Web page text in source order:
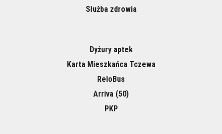
Służba zdrowia
Dyżury aptek
Karta Mieszkańca Tczewa
ReloBus
Arriva (50)
PKP